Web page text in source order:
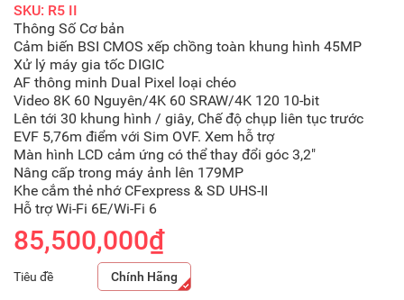
SKU: R5 II
Thông Số Cơ bản
Cảm biến BSI CMOS xếp chồng toàn khung hình 45MP
Xử lý máy gia tốc DIGIC
AF thông minh Dual Pixel loại chéo
Video 8K 60 Nguyên/4K 60 SRAW/4K 120 10-bit
Lên tới 30 khung hình / giây, Chế độ chụp liên tục trước
EVF 5,76m điểm với Sim OVF. Xem hỗ trợ
Màn hình LCD cảm ứng có thể thay đổi góc 3,2"
Nâng cấp trong máy ảnh lên 179MP
Khe cắm thẻ nhớ CFexpress & SD UHS-II
Hỗ trợ Wi-Fi 6E/Wi-Fi 6
85,500,000₫
Tiêu đề Chính Hãng